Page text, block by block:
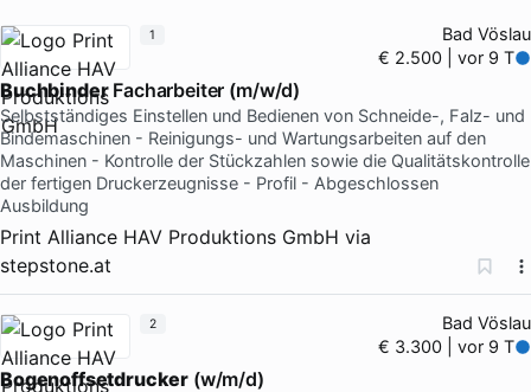
Bad Vöslau
€ 2.500 | vor 9 T
BuchbinderFacharbeiter (m/w/d)
Selbstständiges Einstellen und Bedienen von Schneide-, Falz- und
Bindemaschinen - Reinigungs- und Wartungsarbeiten auf den
Maschinen - Kontrolle der Stückzahlen sowie die Qualitätskontrolle
der fertigen Druckerzeugnisse - Profil - Abgeschlossen
Ausbildung
Print Alliance HAV Produktions GmbH via
stepstone.at
1
Bad Vöslau
€ 3.300 | vor 9 T
Bogenoffsetdrucker (w/m/d)
2